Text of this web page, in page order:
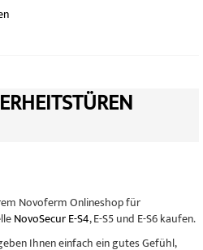
Novoferm Onlineshop für
NovoSecur E-S4, E-S5 und E-S6 kaufen.
Ihnen einfach ein gutes Gefühl,